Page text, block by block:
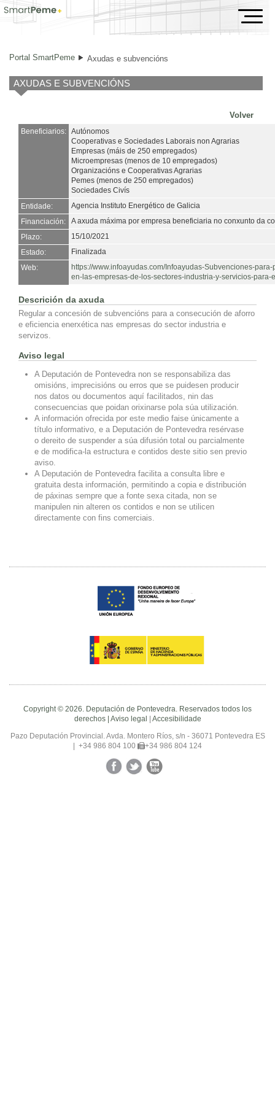
Axudas e subvencións
Portal SmartPeme Axudas e subvencións
AXUDAS E SUBVENCIÓNS
Volver
Beneficiarios: Autónomos
Cooperativas e Sociedades Laborais non Agrarias
Empresas (máis de 250 empregados)
Microempresas (menos de 10 empregados)
Organizacións e Cooperativas Agrarias
Pemes (menos de 250 empregados)
Sociedades Civís
Entidade:
Agencia Instituto Energético de Galicia
Financiación:
A axuda máxima por empresa beneficiaria no conxunto da
Plazo:
15/10/2021
Estado:
Finalizada
Web:
https://www.infoayudas.com/Infoayudas-Subvenciones-
en-las-empresas-de-los-sectores-industria-y-servicios-
Descrición da axuda
Regular a concesión de subvencións para a consecución de aforro
e eficiencia enerxética nas empresas do sector industria e
servizos.
Aviso legal
A Deputación de Pontevedra non se responsabiliza das
omisións, imprecisións ou erros que se puidesen producir
nos datos ou documentos aquí facilitados, nin das
consecuencias que poidan orixinarse pola súa utilización.
A información ofrecida por este medio faise únicamente a
título informativo, e a Deputación de Pontevedra resérvase
o dereito de suspender a súa difusión total ou parcialmente
e de modifica-la estructura e contidos deste sitio sen previo
aviso.
A Deputación de Pontevedra facilita a consulta libre e
gratuita desta información, permitindo a copia e distribución
de páxinas sempre que a fonte sexa citada, non se
manipulen nin alteren os contidos e non se utilicen
directamente con fins comerciais.
Copyright © 2026. Deputación de Pontevedra. Reservados todos los
derechos | Aviso legal | Accesibilidade
Pazo Deputación Provincial. Avda. Montero Ríos, s/n - 36071 Pontevedra ES
| +34 986 804 100
+34 986 804 124
FacebookTwitterYouTube